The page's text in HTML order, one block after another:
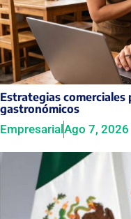
Estrategias
gastronómicos
Empresarial Ago 7, 2026